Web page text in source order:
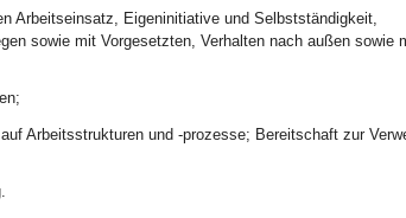
Arbeitseinsatz, Eigeninitiative und Selbstständigkeit,
sowie mit Vorgesetzten, Verhalten nach außen sowie
Arbeitsstrukturen und -prozesse; Bereitschaft zur